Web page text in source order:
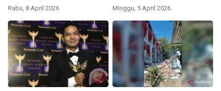
Rabu, 8 April 2026 Minggu, 5 April 2026